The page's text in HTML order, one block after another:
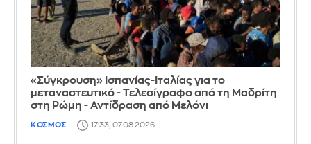
«Σύγκρουση» Ισπανίας-Ιταλίας για το
μεταναστευτικό - Τελεσίγραφο από τη Μαδρίτη
στη Ρώμη - Αντίδραση από Μελόνι
ΚΟΣΜΟΣ 17:33, 07.08.2026